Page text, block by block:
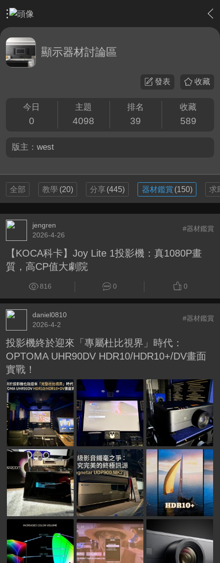
家庭劇院 › 顯示器材討論區
顯示器材討論區
收藏
發表
今日
0
主題
4098
排名
39
收藏
589
版主： west
全部 教學 (20) 分享 (445) 器材鑑賞 (150) 求
jengren
2026-4-26
#器材鑑賞
【KOCA科卡】Joy Lite 1投影機：真1080P畫
質，高CP值大劇院
816 0 0
daniel0810
2026-4-2
#器材鑑賞
投影機終於迎來「專屬杜比視界」時代：
OPTOMA UHR90DV HDR10/HDR10+/DV畫面
實戰！